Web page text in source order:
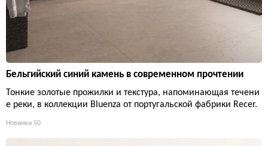
Бельгийский синий камень в современном прочтении
Тонкие золотые прожилки и текстура, напоминающая течени
е реки, в коллекции Bluenza от португальской фабрики Recer.
Новинки 50